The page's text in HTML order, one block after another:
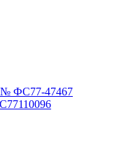
№ ФС77-47467